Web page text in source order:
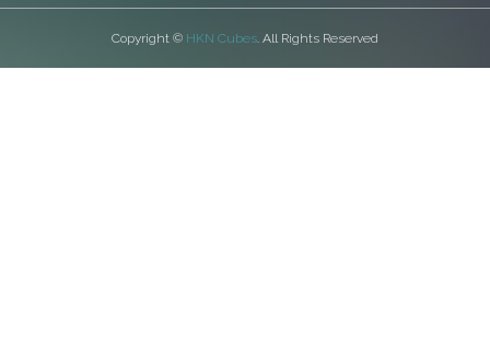
Copyright © HKN Cubes. All Rights Reserved